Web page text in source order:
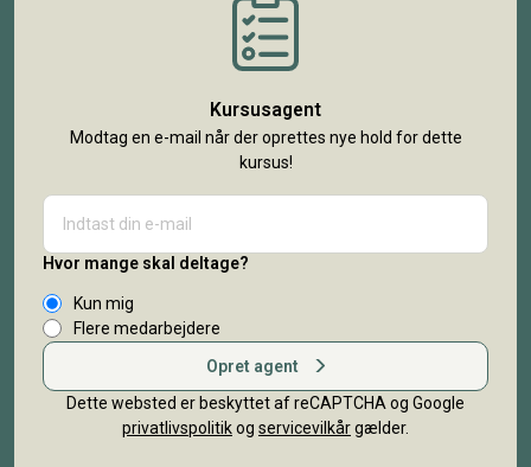
Kursusagent
Modtag en e-mail når der oprettes nye hold for dette
kursus!
Hvor mange skal deltage?
Kun mig
Flere medarbejdere
Opret agent
Dette websted er beskyttet af reCAPTCHA og Google
privatlivspolitikog servicevilkårgælder.